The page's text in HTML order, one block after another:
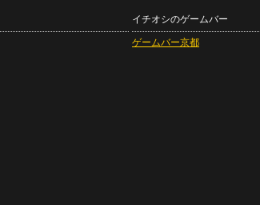
イチオシのゲームバー
ゲームバー京都